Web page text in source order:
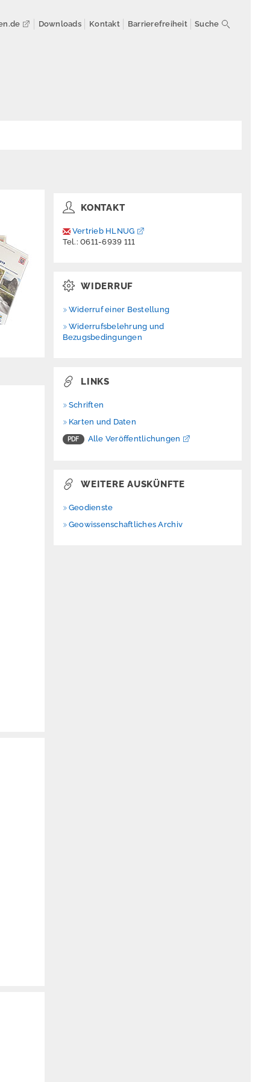
Downloads Kontakt Barrierefreiheit Suche
KONTAKT
Vertrieb HLNUG
Tel.: 0611-6939 111
WIDERRUF
Widerruf einer Bestellung
Widerrufsbelehrung und
Bezugsbedingungen
LINKS
Schriften
Karten und Daten
Alle Veröffentlichungen
WEITERE AUSKÜNFTE
Geodienste
Geowissenschaftliches Archiv